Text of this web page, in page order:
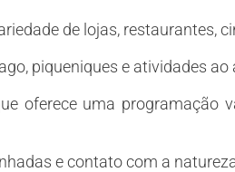
de lojas, restaurantes,
piqueniques e atividades ao
oferece uma programação
e contato com a